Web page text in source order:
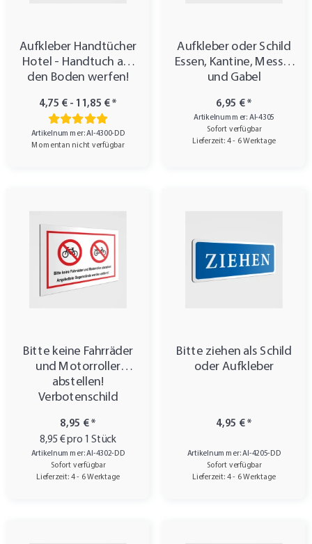
Aufkleber Handtücher
Hotel - Handtuch auf
den Boden werfen!
4,75 € - 11,85 €*
Artikelnummer: AI-4300-DD
Momentan nicht verfügbar
Aufkleber oder Schild
Essen, Kantine, Messer
und Gabel
6,95 €*
Artikelnummer: AI-4305
Sofort verfügbar
Lieferzeit: 4 - 6 Werktage
Bitte keine Fahrräder
und Motorroller
abstellen!
Verbotenschild
8,95 €*
8,95 € pro 1 Stück
Artikelnummer: AI-4302-DD
Sofort verfügbar
Lieferzeit: 4 - 6 Werktage
Bitte ziehen als Schild
oder Aufkleber
4,95 €*
Artikelnummer: AI-4205-DD
Sofort verfügbar
Lieferzeit: 4 - 6 Werktage